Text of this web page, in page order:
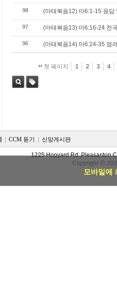
98 (마태복음12) 마6:1-15 응답
97 (마태복음13) 마6:16-24 천
96 (마태복음14) 마6:24-35 염
첫 페이지 1 2 3 4
CCM 듣기 신앙게시판
1225 Hopyard Rd.,Pleasanton
Copyright ⓒ
모바일에